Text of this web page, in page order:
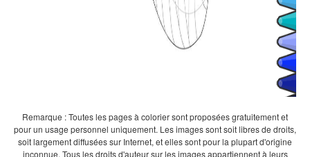
Remarque : Toutes les pages à colorier sont proposées gratuitement et
pour un usage personnel uniquement. Les images sont soit libres de droits,
soit largement diffusées sur Internet, et elles sont pour la plupart d'origine
inconnue. Tous les droits d'auteur sur les images appartiennent à leurs